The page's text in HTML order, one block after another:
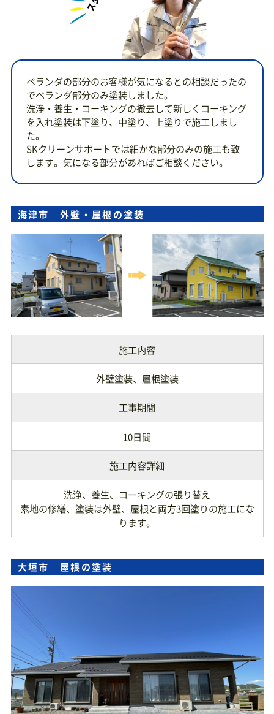
ベランダの部分のお客様が気になるとの相談だったの
でベランダ部分のみ塗装しました。
洗浄・養生・コーキングの撤去して新しくコーキング
を入れ塗装は下塗り、中塗り、上塗りで施工しまし
た。
SKクリーンサポートでは細かな部分のみの施工も致
します。気になる部分があればご相談ください。
海津市 外壁・屋根の塗装
施工内容
外壁塗装、屋根塗装
工事期間
10日間
施工内容詳細
洗浄、養生、コーキングの張り替え
素地の修繕、塗装は外壁、屋根と両方3回塗りの施工にな
ります。
大垣市 屋根の塗装